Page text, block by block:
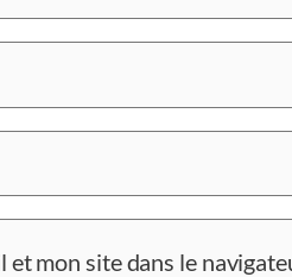
mon site dans le